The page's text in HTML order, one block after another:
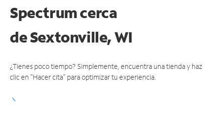
Spectrum cerca
deSextonville, WI
¿Tienes poco tiempo? Simplemente, encuentra una tienda y haz
clic en "Hacer cita" para optimizar tu experiencia.